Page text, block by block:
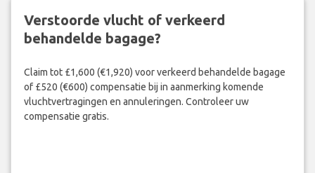
Verstoorde vlucht of verkeerd
behandelde bagage?
Claim tot £1,600 (€1,920) voor verkeerd behandelde bagage
of £520 (€600) compensatie bij in aanmerking komende
vluchtvertragingen en annuleringen. Controleer uw
compensatie gratis.